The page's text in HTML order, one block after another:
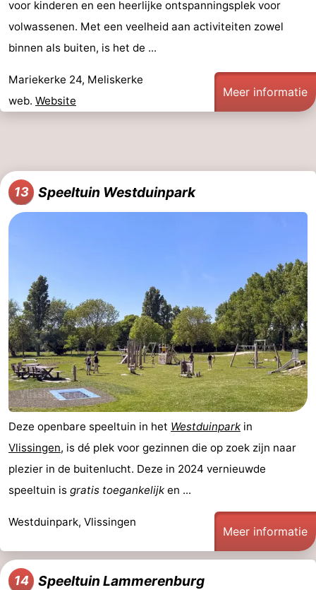
voor kinderen en een heerlijke ontspanningsplek voor
volwassenen. Met een veelheid aan activiteiten zowel
binnen als buiten, is het de ...
Mariekerke 24, Meliskerke
web. Website
Meer informatie
13 Speeltuin Westduinpark
Deze openbare speeltuin in het Westduinpark in
Vlissingen, is dé plek voor gezinnen die op zoek zijn naar
plezier in de buitenlucht. Deze in 2024 vernieuwde
speeltuin is gratis toegankelijk en ...
Westduinpark, Vlissingen
Meer informatie
14 Speeltuin Lammerenburg